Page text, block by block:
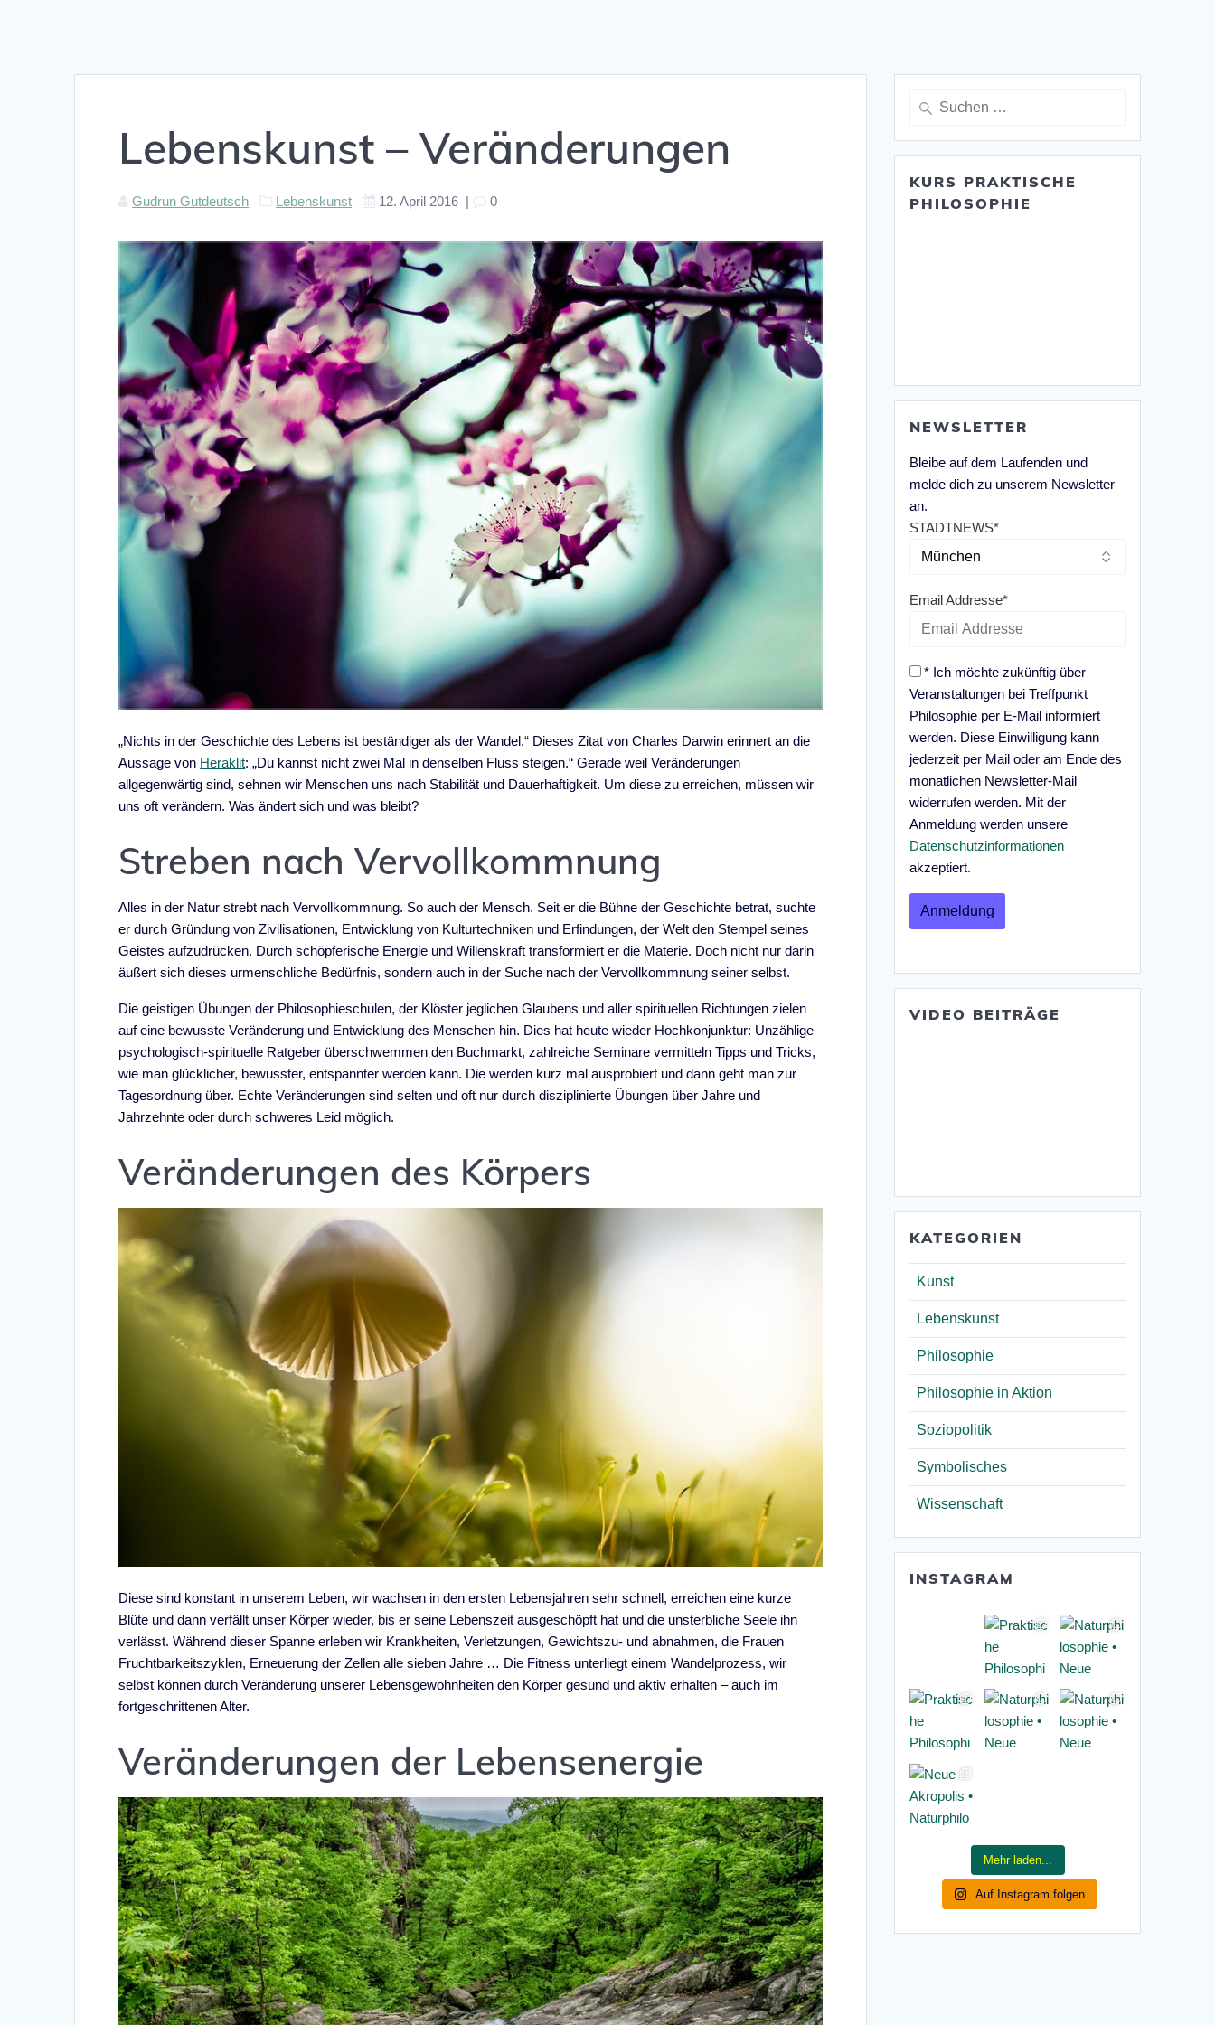
Lebenskunst – Veränderungen
Gudrun Gutdeutsch Lebenskunst 12. April 2016 | 0
„Nichts in der Geschichte des Lebens ist beständiger als der Wandel.“ Dieses Zitat von Charles Darwin erinnert an die
Aussage von Heraklit: „Du kannst nicht zwei Mal in denselben Fluss steigen.“ Gerade weil Veränderungen
allgegenwärtig sind, sehnen wir Menschen uns nach Stabilität und Dauerhaftigkeit. Um diese zu erreichen, müssen wir
uns oft verändern. Was ändert sich und was bleibt?
Streben nach Vervollkommnung
Alles in der Natur strebt nach Vervollkommnung. So auch der Mensch. Seit er die Bühne der Geschichte betrat, suchte
er durch Gründung von Zivilisationen, Entwicklung von Kulturtechniken und Erfindungen, der Welt den Stempel seines
Geistes aufzudrücken. Durch schöpferische Energie und Willenskraft transformiert er die Materie. Doch nicht nur darin
äußert sich dieses urmenschliche Bedürfnis, sondern auch in der Suche nach der Vervollkommnung seiner selbst.
Die geistigen Übungen der Philosophieschulen, der Klöster jeglichen Glaubens und aller spirituellen Richtungen zielen
auf eine bewusste Veränderung und Entwicklung des Menschen hin. Dies hat heute wieder Hochkonjunktur: Unzählige
psychologisch-spirituelle Ratgeber überschwemmen den Buchmarkt, zahlreiche Seminare vermitteln Tipps und Tricks,
wie man glücklicher, bewusster, entspannter werden kann. Die werden kurz mal ausprobiert und dann geht man zur
Tagesordnung über. Echte Veränderungen sind selten und oft nur durch disziplinierte Übungen über Jahre und
Jahrzehnte oder durch schweres Leid möglich.
Veränderungen des Körpers
Diese sind konstant in unserem Leben, wir wachsen in den ersten Lebensjahren sehr schnell, erreichen eine kurze
Blüte und dann verfällt unser Körper wieder, bis er seine Lebenszeit ausgeschöpft hat und die unsterbliche Seele ihn
verlässt. Während dieser Spanne erleben wir Krankheiten, Verletzungen, Gewichtszu- und abnahmen, die Frauen
Fruchtbarkeitszyklen, Erneuerung der Zellen alle sieben Jahre … Die Fitness unterliegt einem Wandelprozess, wir
selbst können durch Veränderung unserer Lebensgewohnheiten den Körper gesund und aktiv erhalten – auch im
fortgeschrittenen Alter.
Veränderungen der Lebensenergie
Suche
KURS PRAKTISCHE
PHILOSOPHIE
NEWSLETTER
Bleibe auf dem Laufenden und
melde dich zu unserem Newsletter
an.
STADTNEWS*
Email Addresse*
* Ich möchte zukünftig über
Veranstaltungen bei Treffpunkt
Philosophie per E-Mail informiert
werden. Diese Einwilligung kann
jederzeit per Mail oder am Ende des
monatlichen Newsletter-Mail
widerrufen werden. Mit der
Anmeldung werden unsere
Datenschutzinformationen
akzeptiert.
VIDEO BEITRÄGE
KATEGORIEN
Kunst
Lebenskunst
Philosophie
Philosophie in Aktion
Soziopolitik
Symbolisches
Wissenschaft
INSTAGRAM
Mehr laden...
Auf Instagram folgen